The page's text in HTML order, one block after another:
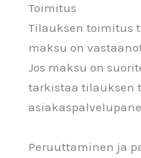
Toimitus
Tilauksen toimitus
maksu on
Jos maksu on
tarkistaa tilauksen
Peruuttaminen ja